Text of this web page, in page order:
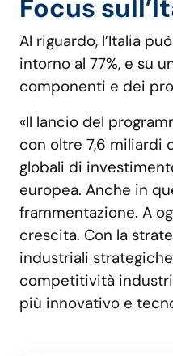
Focus
Al riguardo, l’Italia
intorno al 77%, e su
componenti e dei
«Il lancio del
con oltre 7,6 miliardi
globali di
europea. Anche in
frammentazione. A
crescita. Con la
industriali
competitività
più innovativo e